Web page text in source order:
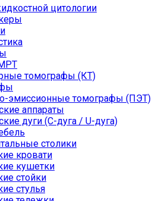
цитологии
томографы (КТ)
эмиссионные томографы (ПЭТ)
аппараты
дуги (С-дуга / U-дуга)
столики
кровати
кушетки
стойки
стулья